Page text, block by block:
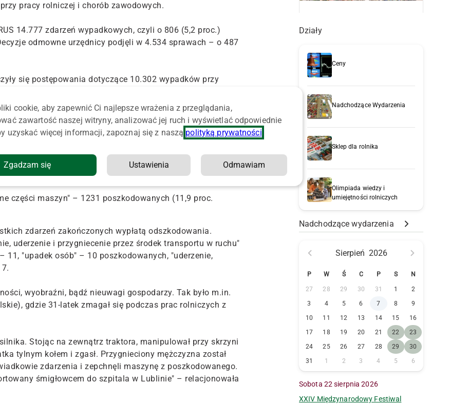
pracy rolniczej i chorób zawodowych.
14.777 zdarzeń wypadkowych, czyli o 806 (5,2 proc.)
odmowne urzędnicy podjęli w 4.534 sprawach – o 487
się postępowania dotyczące 10.302 wypadków przy
Decyzji przyznających rekompensatę było mniej o 711
proc.) wzrosła liczba wypadków śmiertelnych.
wskutek wypadków z grup:
proc. wypadków zakończonych przyznaniem
zwierzęta" – 1296 poszkodowanych (12,6 proc.
części maszyn" – 1231 poszkodowanych (11,9 proc.
zdarzeń zakończonych wypłatą odszkodowania.
uderzenie i przygniecenie przez środek transportu w ruchu"
11, "upadek osób" – 10 poszkodowanych, "uderzenie,
wyobraźni, bądź nieuwagi gospodarzy. Tak było m.in.
gdzie 31-latek zmagał się podczas prac rolniczych z
Stojąc na zewnątrz traktora, manipulował przy skrzyni
tylnym kołem i zgasł. Przygnieciony mężczyzna został
zdarzenia i zepchnęli maszynę z poszkodowanego.
śmigłowcem do szpitala w Lublinie" – relacjonowała
Działy
Ceny
Nadchodzące Wydarzenia
Sklep dla rolnika
Olimpiada wiedzy i
umiejętności rolniczych
Nadchodzące wydarzenia
Sierpień 2026
P W Ś C P S N
27 28 29 30 31 1
2
3
4 5 6 7 8
9
10
11 12 13 14 15
16
17
18 19 20 21 22
23
24
25 26 27 28 29
30
31
1 2 3 4 5 6
Sobota 22 sierpnia 2026
XXIV Międzynarodowy Festiwal
cookie, aby zapewnić Ci najlepsze wrażenia z przeglądania,
zawartość naszej witryny, analizować jej ruch i wyświetlać odpowiednie
uzyskać więcej informacji, zapoznaj się z naszą polityką prywatności
Zgadzam się Ustawienia Odmawiam